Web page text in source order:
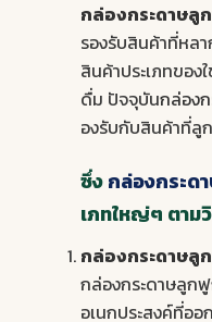
กล่องกระดาษลู
รองรับสินค้าที่หลา
สินค้าประเภทของ
ดื่ม ปัจจุบันกล่อง
องรับกับสินค้าที่ลู
ซึ่งกล่องกระด
เภทใหญ่ๆ ตาม
กล่องกระดาษลู
กล่องกระดาษลูก
อเนกประสงค์ที่ออ